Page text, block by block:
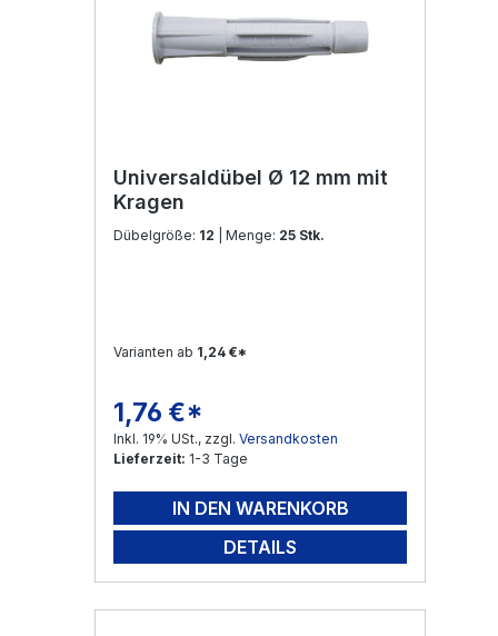
Universaldübel Ø 12 mm mit
Kragen
Dübelgröße: 12 | Menge: 25 Stk.
Varianten ab 1,24 €*
Regulärer Preis:
1,76 €*
Inkl. 19% USt., zzgl. Versandkosten
Lieferzeit: 1-3 Tage
IN DEN WARENKORB
DETAILS